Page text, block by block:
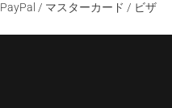
PayPal / マスターカード / ビザ